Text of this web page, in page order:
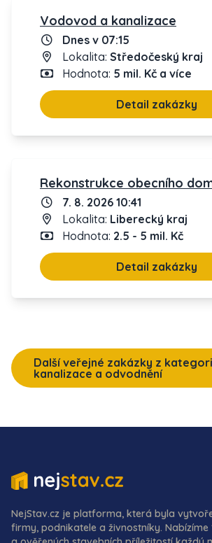
Vodovod a kanalizace
Dnes v 07:15
Lokalita: Středočeský kraj
Hodnota: 5 mil. Kč a více
Detail zakázky
Rekonstrukce obecního
7. 8. 2026 10:41
Lokalita: Liberecký kraj
Hodnota: 2.5 - 5 mil. Kč
Detail zakázky
Další veřejné zakázky z
kanalizace a odvodnění
NejStav.cz je platforma, která byla
firmy, podnikatele a živnostníky. Nabízíme